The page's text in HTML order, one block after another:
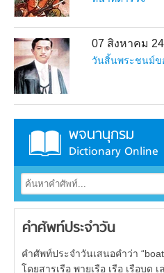
07 สิงหาคม
วันสิ้นพระชนม์ข
พจนานุกรม
Dictionary Online
คำศัพท์ประจำวัน
คำศัพท์ประจำวันเสนอคำว่า
โดยสารเรือ พายเรือ เรือ เรือบด